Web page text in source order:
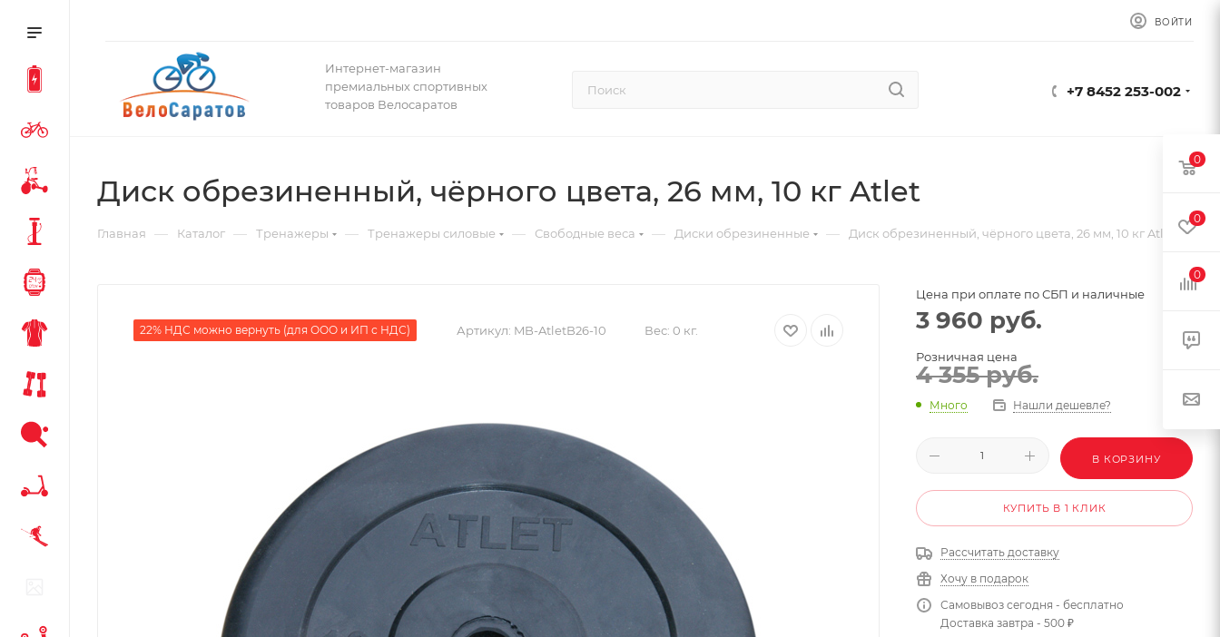
ВОЙТИ
Интернет-магазин
премиальных спортивных
товаров Велосаратов
+7 8452 253-002
Диск обрезиненный, чёрного цвета, 26 мм, 10 кг Atlet
Главная — Каталог — Тренажеры — Тренажеры силовые — Свободные веса — Диски обрезиненные — Диск обрезиненный, чёрного цвета, 26 мм, 10 кг Atlet
22% НДС можно вернуть (для ООО и ИП с НДС) Артикул: MB-AtletB26-10 Вес: 0 кг.
Цена при оплате по СБП и наличные
3 960 руб.
Розничная цена
4 355руб.
Много Нашли дешевле?
В КОРЗИНУ
КУПИТЬ В 1 КЛИК
Рассчитать доставку
Хочу в подарок
Самовывоз сегодня - бесплатно
Доставка завтра - 500 ₽
0
0
0